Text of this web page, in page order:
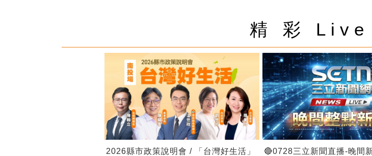
精 彩 Live
2026縣市政策說明會 / 「台灣好生活」
🔴0728三立新聞直播-晚間